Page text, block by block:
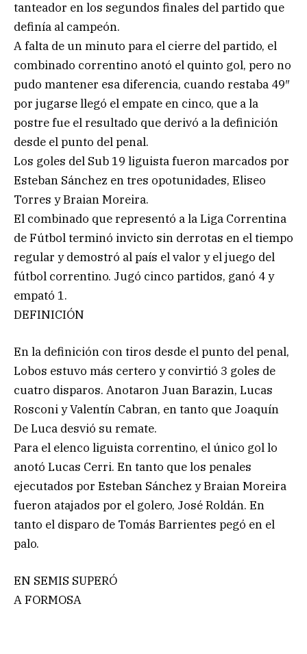
tanteador en los segundos finales del partido que
definía al campeón.
A falta de un minuto para el cierre del partido, el
combinado correntino anotó el quinto gol, pero no
pudo mantener esa diferencia, cuando restaba 49″
por jugarse llegó el empate en cinco, que a la
postre fue el resultado que derivó a la definición
desde el punto del penal.
Los goles del Sub 19 liguista fueron marcados por
Esteban Sánchez en tres opotunidades, Eliseo
Torres y Braian Moreira.
El combinado que representó a la Liga Correntina
de Fútbol terminó invicto sin derrotas en el tiempo
regular y demostró al país el valor y el juego del
fútbol correntino. Jugó cinco partidos, ganó 4 y
empató 1.
DEFINICIÓN
En la definición con tiros desde el punto del penal,
Lobos estuvo más certero y convirtió 3 goles de
cuatro disparos. Anotaron Juan Barazin, Lucas
Rosconi y Valentín Cabran, en tanto que Joaquín
De Luca desvió su remate.
Para el elenco liguista correntino, el único gol lo
anotó Lucas Cerri. En tanto que los penales
ejecutados por Esteban Sánchez y Braian Moreira
fueron atajados por el golero, José Roldán. En
tanto el disparo de Tomás Barrientes pegó en el
palo.
EN SEMIS SUPERÓ
A FORMOSA